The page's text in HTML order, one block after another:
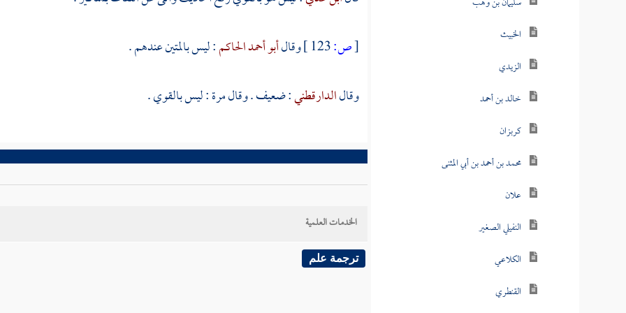
الخبيث
الزيدي
خالد بن أحمد
كربزان
محمد بن أحمد بن أبي المثنى
علان
النفيلي الصغير
الكلاعي
القنطري
[ص: وقالأبو أحمد الحاكم: ليس بالمتين عندهم .
وقالالدارقطني: ضعيف . وقال مرة : ليس بالقوي .
الخدمات العلمية
ترجمة علم